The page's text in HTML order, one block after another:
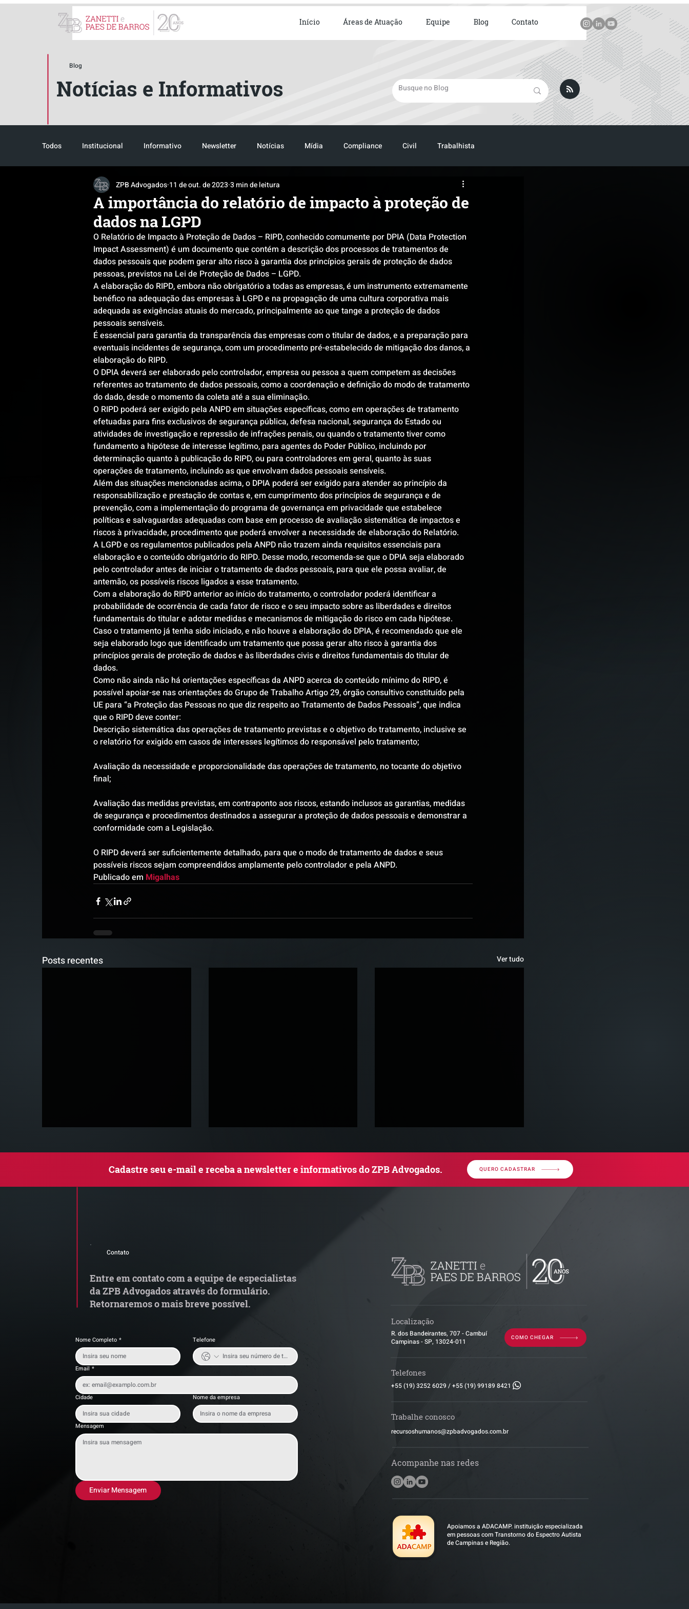
Início Áreas de Atuação Equipe Blog Contato
Blog
Notícias e Informativos
Todos Institucional Informativo Newsletter Notícias Mídia Compliance Civil Trabalhista
Reconhecimento Tributário Pós-evento TRANSPORTE
A importância do relatório de impacto à proteção de
dados na LGPD
ZPB Advogados 11 de out. de 2023 3 min de leitura
O Relatório de Impacto à Proteção de Dados – RIPD, conhecido comumente por DPIA (Data Protection
Impact Assessment) é um documento que contém a descrição dos processos de tratamentos de
dados pessoais que podem gerar alto risco à garantia dos princípios gerais de proteção de dados
pessoas, previstos na Lei de Proteção de Dados – LGPD.
A elaboração do RIPD, embora não obrigatório a todas as empresas, é um instrumento extremamente
benéfico na adequação das empresas à LGPD e na propagação de uma cultura corporativa mais
adequada as exigências atuais do mercado, principalmente ao que tange a proteção de dados
pessoais sensíveis.
É essencial para garantia da transparência das empresas com o titular de dados, e a preparação para
eventuais incidentes de segurança, com um procedimento pré-estabelecido de mitigação dos danos, a
elaboração do RIPD.
O DPIA deverá ser elaborado pelo controlador, empresa ou pessoa a quem competem as decisões
referentes ao tratamento de dados pessoais, como a coordenação e definição do modo de tratamento
do dado, desde o momento da coleta até a sua eliminação.
O RIPD poderá ser exigido pela ANPD em situações específicas, como em operações de tratamento
efetuadas para fins exclusivos de segurança pública, defesa nacional, segurança do Estado ou
atividades de investigação e repressão de infrações penais, ou quando o tratamento tiver como
fundamento a hipótese de interesse legítimo, para agentes do Poder Público, incluindo por
determinação quanto à publicação do RIPD, ou para controladores em geral, quanto às suas
operações de tratamento, incluindo as que envolvam dados pessoais sensíveis.
Além das situações mencionadas acima, o DPIA poderá ser exigido para atender ao princípio da
responsabilização e prestação de contas e, em cumprimento dos princípios de segurança e de
prevenção, com a implementação do programa de governança em privacidade que estabelece
políticas e salvaguardas adequadas com base em processo de avaliação sistemática de impactos e
riscos à privacidade, procedimento que poderá envolver a necessidade de elaboração do Relatório.
A LGPD e os regulamentos publicados pela ANPD não trazem ainda requisitos essenciais para
elaboração e o conteúdo obrigatório do RIPD. Desse modo, recomenda-se que o DPIA seja elaborado
pelo controlador antes de iniciar o tratamento de dados pessoais, para que ele possa avaliar, de
antemão, os possíveis riscos ligados a esse tratamento.
Com a elaboração do RIPD anterior ao início do tratamento, o controlador poderá identificar a
probabilidade de ocorrência de cada fator de risco e o seu impacto sobre as liberdades e direitos
fundamentais do titular e adotar medidas e mecanismos de mitigação do risco em cada hipótese.
Caso o tratamento já tenha sido iniciado, e não houve a elaboração do DPIA, é recomendado que ele
seja elaborado logo que identificado um tratamento que possa gerar alto risco à garantia dos
princípios gerais de proteção de dados e às liberdades civis e direitos fundamentais do titular de
dados.
Como não ainda não há orientações específicas da ANPD acerca do conteúdo mínimo do RIPD, é
possível apoiar-se nas orientações do Grupo de Trabalho Artigo 29, órgão consultivo constituído pela
UE para “a Proteção das Pessoas no que diz respeito ao Tratamento de Dados Pessoais”, que indica
que o RIPD deve conter:
Descrição sistemática das operações de tratamento previstas e o objetivo do tratamento, inclusive se
o relatório for exigido em casos de interesses legítimos do responsável pelo tratamento;
Avaliação da necessidade e proporcionalidade das operações de tratamento, no tocante do objetivo
final;
Avaliação das medidas previstas, em contraponto aos riscos, estando inclusos as garantias, medidas
de segurança e procedimentos destinados a assegurar a proteção de dados pessoais e demonstrar a
conformidade com a Legislação.
O RIPD deverá ser suficientemente detalhado, para que o modo de tratamento de dados e seus
possíveis riscos sejam compreendidos amplamente pelo controlador e pela ANPD.
Publicado em Migalhas
Posts recentes Ver tudo
Alerta de Tentativa de
fiscais exige revisão
operacional pelas empresas
Cadastre seu e-mail e receba a newsletter e informativos do ZPB Advogados. QUERO CADASTRAR
Contato
Entre em contato com a equipe de especialistas
da ZPB Advogados através do formulário.
Retornaremos o mais breve possível.
Nome Completo * Telefone
Email *
Cidade Nome da empresa
Mensagem
Enviar Mensagem
Localização
R. dos Bandeirantes, 707 - Cambuí
Campinas - SP, 13024-011
COMO CHEGAR
Telefones
+55 (19) 3252 6029 /+55 (19) 99189 8421
Trabalhe conosco
​recursoshumanos@zpbadvogados.com.br
Acompanhe nas redes
Apoiamos a ADACAMP. instituição especializada
em pessoas com Transtorno do Espectro Autista
de Campinas e Região.